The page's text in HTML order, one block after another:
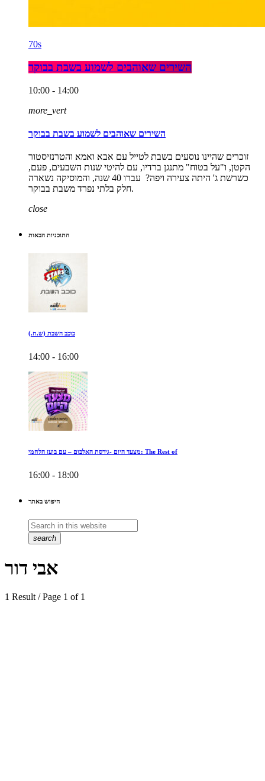
70s
השירים שאוהבים לשמוע בשבת בבוקר
10:00 - 14:00
more_vert
השירים שאוהבים לשמוע בשבת בבוקר
זוכרים שהיינו נוסעים בשבת לטייל עם אבא ואמא והטרנזיסטור
הקטן, ו"על בטוח" מתנגן ברדיו, עם להיטי שנות השבעים, פעם,
כשרשת ג' היתה צעירה ויפה? עברו 40 שנה, והמוסיקה נשארה
חלק בלתי נפרד משבת בבוקר.
close
התוכניות הבאות
כוכב השבת (ש.ח.)
14:00 - 16:00
מצעד היום -גירסת האלבום – עם בועז הלחמי: The Rest of
16:00 - 18:00
חיפוש באתר
search
אבי דור
1 Result / Page 1 of 1